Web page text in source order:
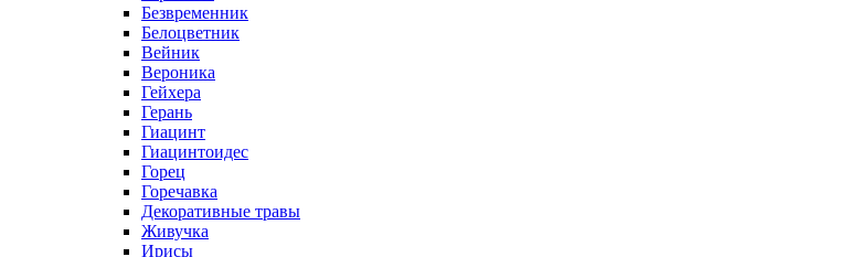
Безвременник
Белоцветник
Вейник
Вероника
Гейхера
Герань
Гиацинт
Гиацинтоидес
Горец
Горечавка
Декоративные травы
Живучка
Ирисы